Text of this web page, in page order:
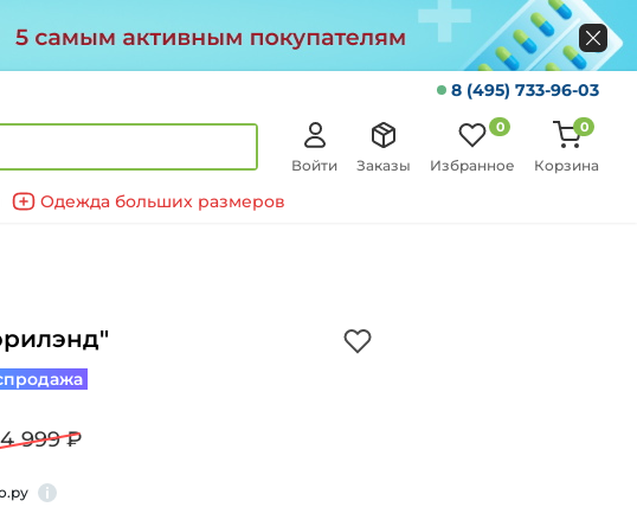
8 (495) 733-96-03
Войти Заказы Избранное
0
Корзина
0
Одежда больших размеров
4 999 ₽